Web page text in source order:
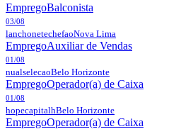
EmpregoBalconista
03/08
lanchonetechefaoNova Lima
EmpregoAuxiliar de Vendas
01/08
nualselecaoBelo Horizonte
EmpregoOperador(a) de Caixa
01/08
hopecapitalhBelo Horizonte
EmpregoOperador(a) de Caixa